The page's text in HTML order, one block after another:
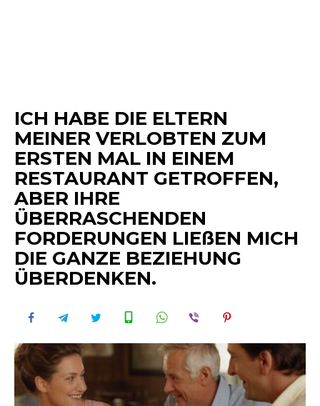
ICH HABE DIE ELTERN
MEINER VERLOBTEN ZUM
ERSTEN MAL IN EINEM
RESTAURANT GETROFFEN,
ABER IHRE
ÜBERRASCHENDEN
FORDERUNGEN LIEßEN MICH
DIE GANZE BEZIEHUNG
ÜBERDENKEN.